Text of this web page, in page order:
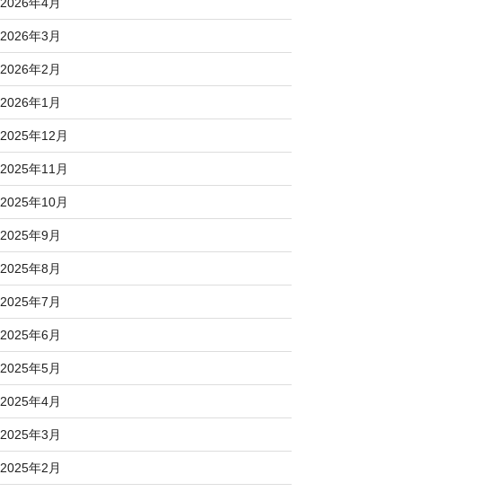
2026年3月
2026年2月
2026年1月
2025年12月
2025年11月
2025年10月
2025年9月
2025年8月
2025年7月
2025年6月
2025年5月
2025年4月
2025年3月
2025年2月